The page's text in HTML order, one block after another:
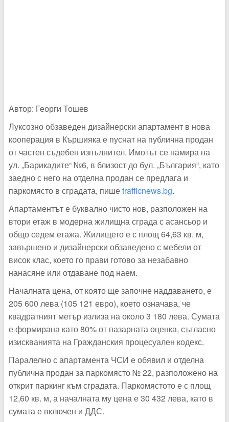
Автор: Георги Тошев
Луксозно обзаведен дизайнерски апартамент в нова
кооперация в Кършияка е пуснат на публична продан
от частен съдебен изпълнител. Имотът се намира на
ул. „Барикадите“ №6, в близост до бул. „България“, като
заедно с него на отделна продан се предлага и
паркомясто в сградата, пишеtrafficnews.bg.
Апартаментът е буквално чисто нов, разположен на
втори етаж в модерна жилищна сграда с асансьор и
общо седем етажа. Жилището е с площ 64,63 кв. м,
завършено и дизайнерски обзаведено с мебели от
висок клас, което го прави готово за незабавно
нанасяне или отдаване под наем.
Началната цена, от която ще започне наддаването, е
205 600 лева (105 121 евро), което означава, че
квадратният метър излиза на около 3 180 лева. Сумата
е формирана като 80% от пазарната оценка, съгласно
изискванията на Гражданския процесуален кодекс.
Паралелно с апартамента ЧСИ е обявил и отделна
публична продан за паркомясто № 22, разположено на
открит паркинг към сградата. Паркомястото е с площ
12,60 кв. м, а началната му цена е 30 432 лева, като в
сумата е включен и ДДС.